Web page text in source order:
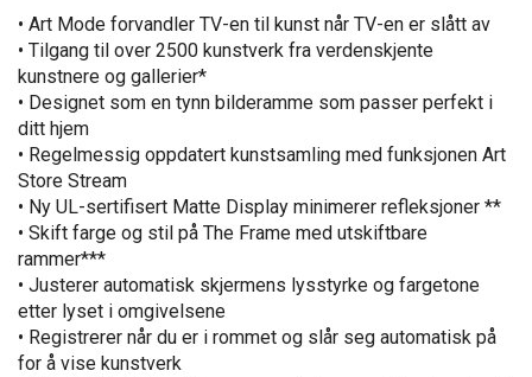
• Art Mode forvandler TV-en til kunst når TV-en er slått av
• Tilgang til over 2500 kunstverk fra verdenskjente
kunstnere og gallerier*
• Designet som en tynn bilderamme som passer perfekt i
ditt hjem
• Regelmessig oppdatert kunstsamling med funksjonen Art
Store Stream
• Ny UL-sertifisert Matte Display minimerer refleksjoner **
• Skift farge og stil på The Frame med utskiftbare
rammer***
• Justerer automatisk skjermens lysstyrke og fargetone
etter lyset i omgivelsene
• Registrerer når du er i rommet og slår seg automatisk på
for å vise kunstverk